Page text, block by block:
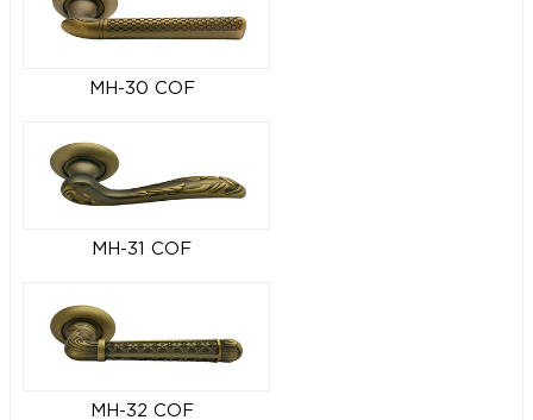
MH-30 COF
MH-31 COF
MH-32 COF